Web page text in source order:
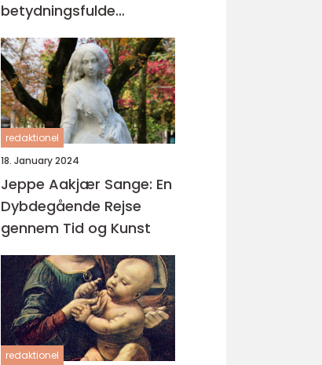
betydningsfulde
forfattere og digtere,
der har skabt en
imponerende samling af
bøger i sin karriere
redaktionel
18. January 2024
Jeppe Aakjær Sange: En
Dybdegående Rejse
gennem Tid og Kunst
redaktionel